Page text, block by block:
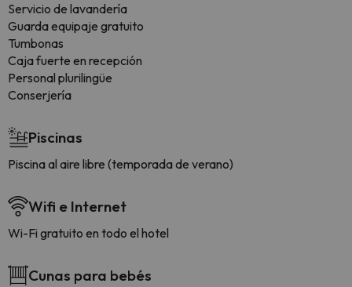
Servicio de lavandería
Guarda equipaje gratuito
Tumbonas
Caja fuerte en recepción
Personal plurilingüe
Conserjería
Piscinas
Piscina al aire libre (temporada de verano)
Wifi e Internet
Wi-Fi gratuito en todo el hotel
Cunas para bebés